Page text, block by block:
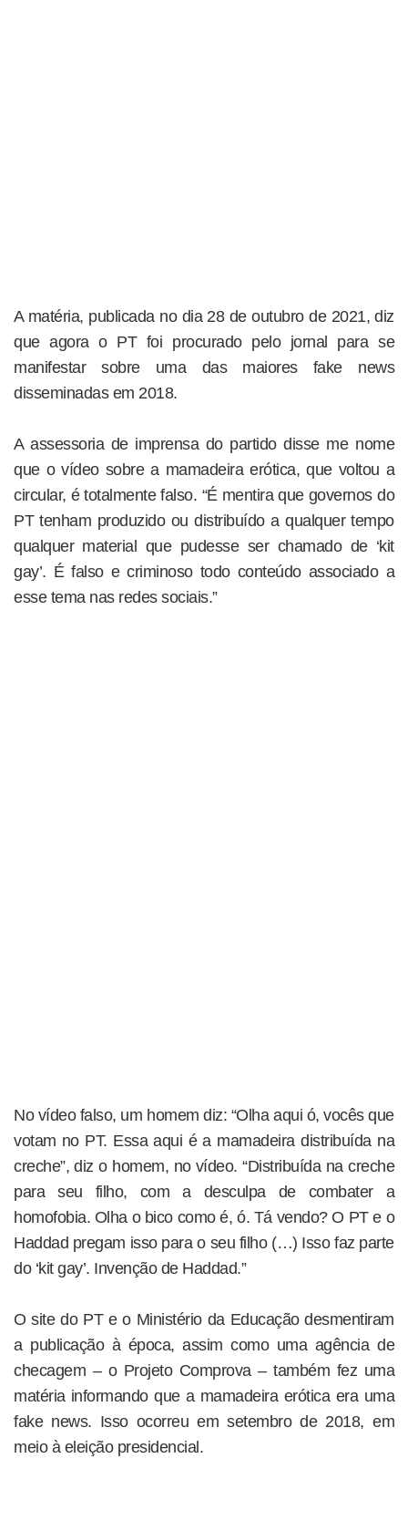
A matéria, publicada no dia 28 de outubro de 2021, diz
que agora o PT foi procurado pelo jornal para se
manifestar sobre uma das maiores fake news
disseminadas em 2018.
A assessoria de imprensa do partido disse me nome
que o vídeo sobre a mamadeira erótica, que voltou a
circular, é totalmente falso. “É mentira que governos do
PT tenham produzido ou distribuído a qualquer tempo
qualquer material que pudesse ser chamado de ‘kit
gay’. É falso e criminoso todo conteúdo associado a
esse tema nas redes sociais.”
No vídeo falso, um homem diz: “Olha aqui ó, vocês que
votam no PT. Essa aqui é a mamadeira distribuída na
creche”, diz o homem, no vídeo. “Distribuída na creche
para seu filho, com a desculpa de combater a
homofobia. Olha o bico como é, ó. Tá vendo? O PT e o
Haddad pregam isso para o seu filho (…) Isso faz parte
do ‘kit gay’. Invenção de Haddad.”
O site do PT e o Ministério da Educação desmentiram
a publicação à época, assim como uma agência de
checagem – o Projeto Comprova – também fez uma
matéria informando que a mamadeira erótica era uma
fake news. Isso ocorreu em setembro de 2018, em
meio à eleição presidencial.